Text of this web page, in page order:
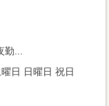
...
日 日曜日 祝日